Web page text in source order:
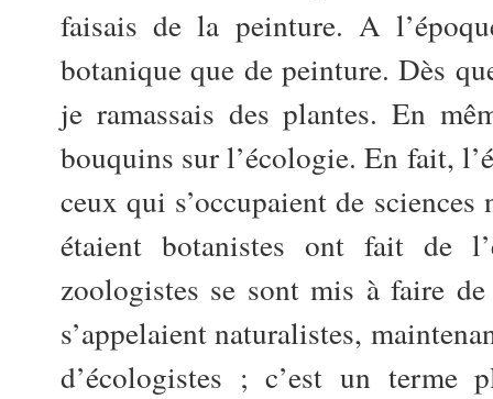
faisais de la peinture. A
botanique que de peinture. Dès
je ramassais des plantes. En
bouquins sur l’écologie. En fait,
ceux qui s’occupaient de
étaient botanistes ont fait de
zoologistes se sont mis à faire
s’appelaient naturalistes,
d’écologistes ; c’est un terme